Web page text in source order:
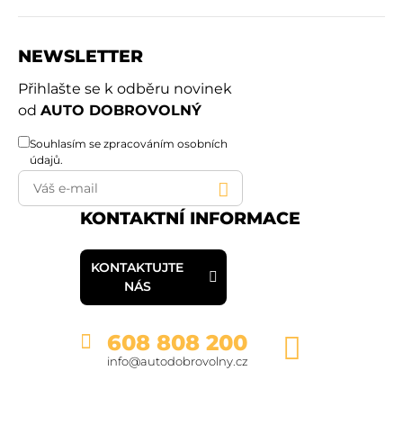
NEWSLETTER
Přihlašte se k odběru novinek
od AUTO DOBROVOLNÝ
Souhlasím se zpracováním osobních
údajů.
KONTAKTNÍ INFORMACE
KONTAKTUJTE
NÁS
608 808 200
info@autodobrovolny.cz